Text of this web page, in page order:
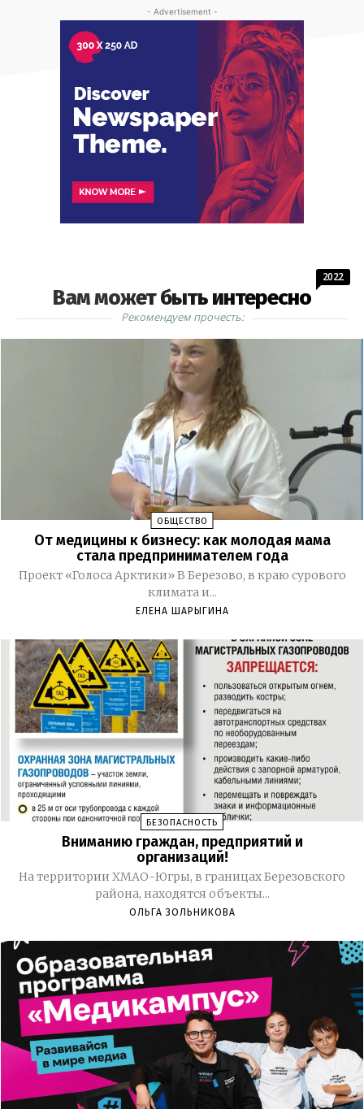
- Advertisement -
Вам может быть интересно
2022
Рекомендуем прочесть:
ОБЩЕСТВО
От медицины к бизнесу: как молодая мама
стала предпринимателем года
Проект «Голоса Арктики» В Березово, в краю сурового
климата и...
ЕЛЕНА ШАРЫГИНА
БЕЗОПАСНОСТЬ
Вниманию граждан, предприятий и
организаций!
На территории ХМАО-Югры, в границах Березовского
района, находятся объекты...
ОЛЬГА ЗОЛЬНИКОВА